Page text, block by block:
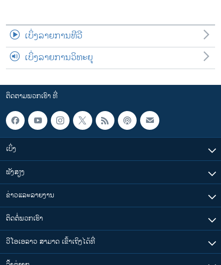
ເບິ່ງລາຍການທີວີ
ເບິ່ງລາຍການວິທະຍຸ
ຕິດຕາມພວກເຮົາ ທີ່
ເບິ່ງ
ຟັງສຽງ
ຂ່າວແລະລາຍງານ
ຕິດຕໍ່ພວກເຮົາ
ວີໂອເອລາວ ສາມາດ ເຂົ້າເຖິງໄດ້ທີ່